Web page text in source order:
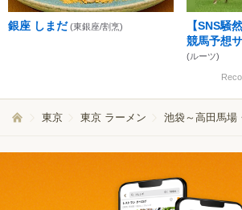
銀座 しまだ (東銀座/割烹)
【SNS騒
競馬予想
(ルーツ)
東京 東京 ラーメン 池袋～高田馬場